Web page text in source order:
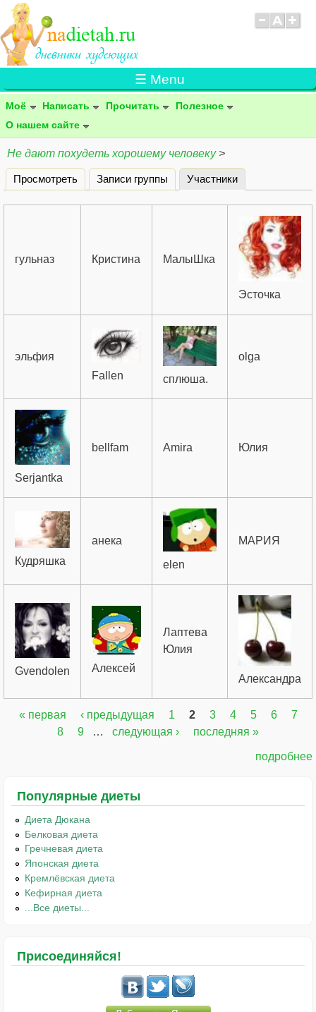
☰ Menu
Моё Написать Прочитать
Полезное
О нашем сайте
Не дают похудеть хорошему человеку>
Главные вкладки
Просмотреть Записи группы Участники
гульназ Кристина МалыШка
Эсточка
эльфия
Fallen
сплюша.
olga
Serjantka
bellfam Amira Юлия
Кудряшка
анека
elen
МАРИЯ
Gvendolen Алексей
Лаптева
Юлия
Александра
Страницы
« первая ‹ предыдущая 1 2 3 4 5 6
7
8
9 … следующая › последняя »
подробнее
Популярные диеты
Диета Дюкана
Белковая диета
Гречневая диета
Японская диета
Кремлёвская диета
Кефирная диета
...Все диеты...
Присоединяйся!